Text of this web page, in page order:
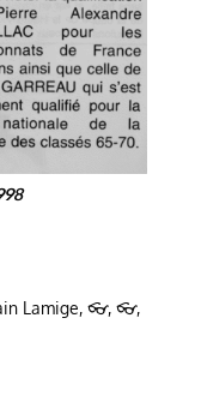
Lamige, 👓, 👓,